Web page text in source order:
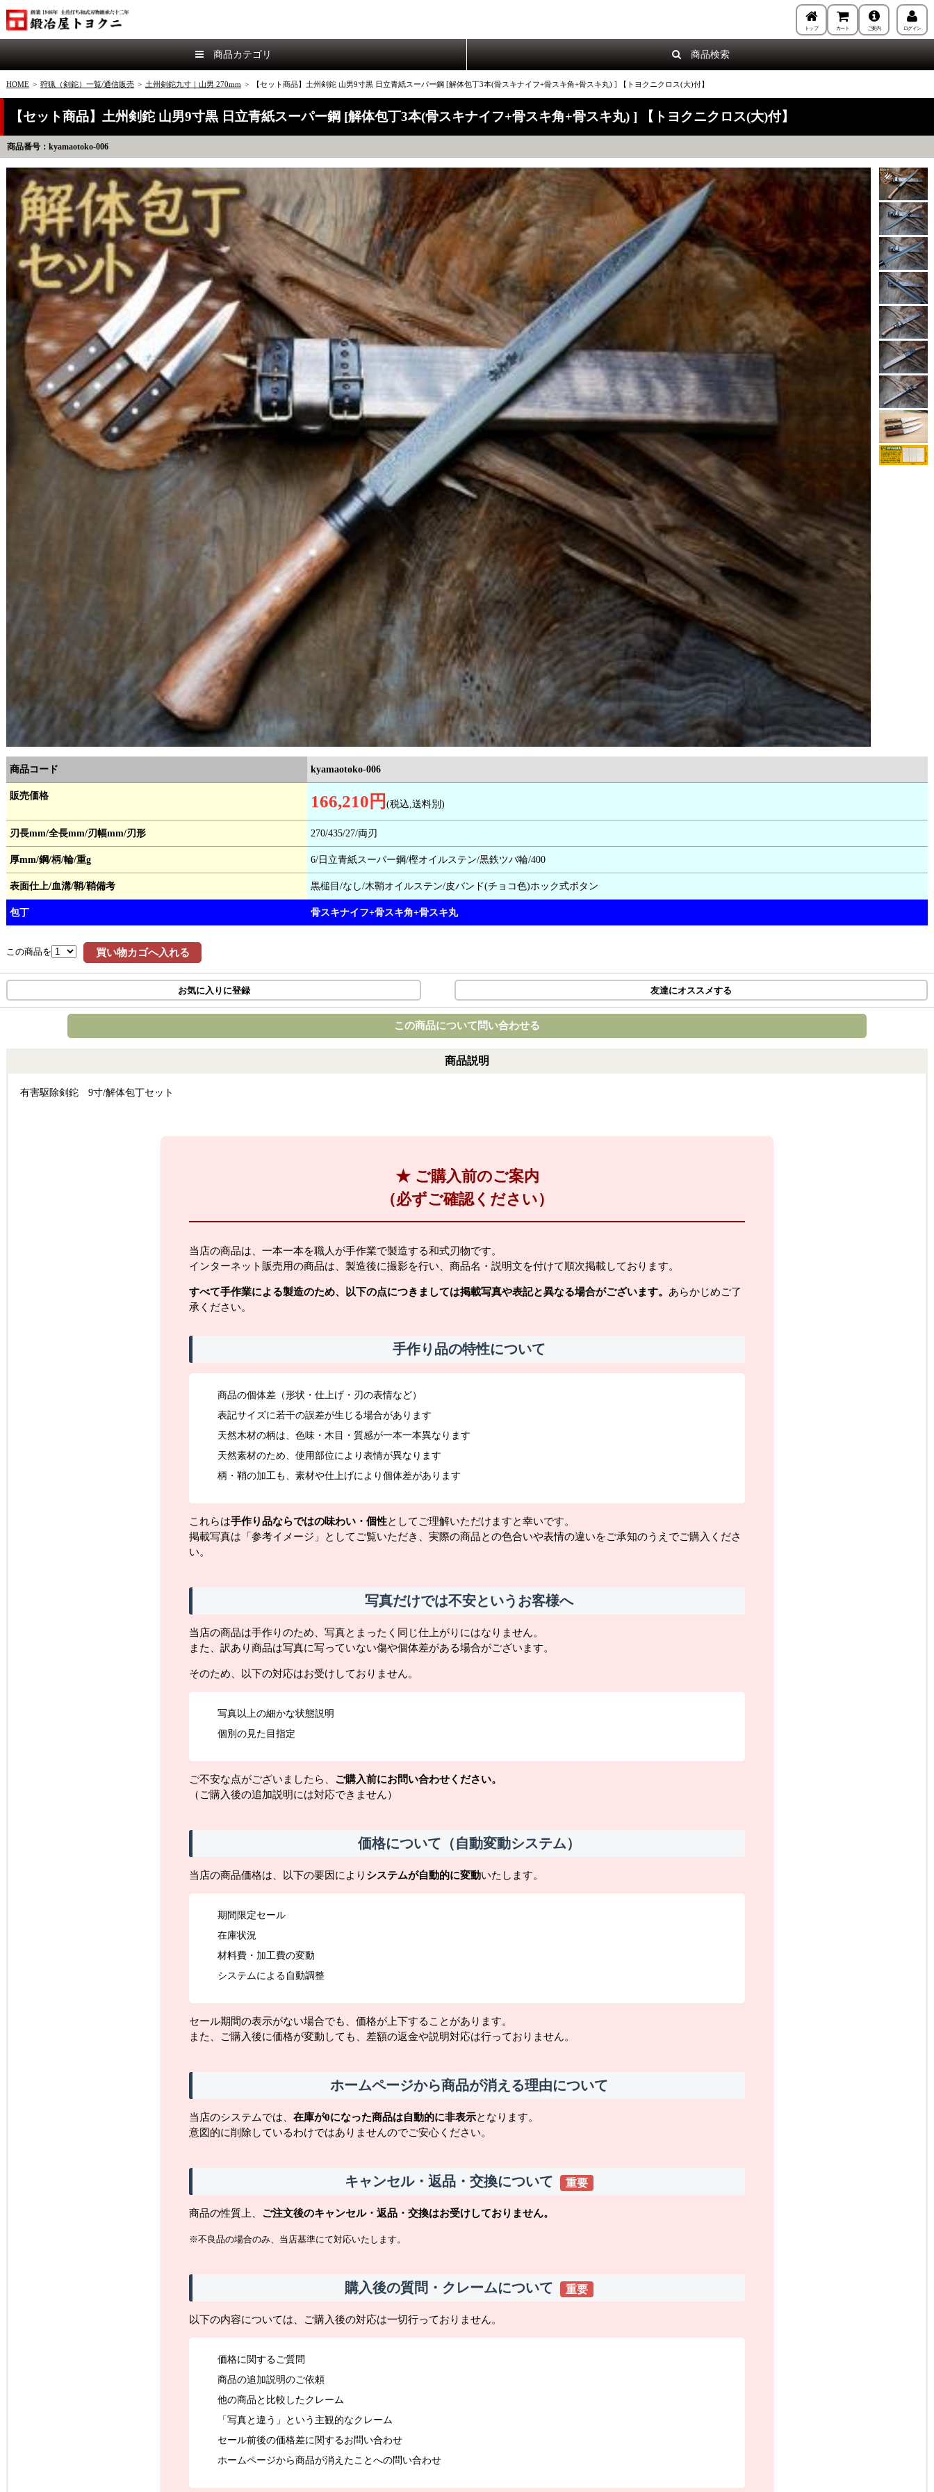
トップ カート ご案内 ログイン
商品カテゴリ 商品検索
HOME > 狩猟（剣鉈）一覧/通信販売 > 土州剣鉈九寸｜山男 270mm > 【セット商品】土州剣鉈 山男9寸黒 日立青紙スーパー鋼 [解体包丁3本(骨スキナイフ+骨スキ角+骨スキ丸) ] 【トヨクニクロス(大)付】
【セット商品】土州剣鉈 山男9寸黒 日立青紙スーパー鋼 [解体包丁3本(骨スキナイフ+骨スキ角+骨スキ丸) ] 【トヨクニクロス(大)付】
商品番号：kyamaotoko-006
商品コード kyamaotoko-006
販売価格 166,210円 (税込,送料別)
刃長mm/全長mm/刃幅mm/刃形 270/435/27/両刃
厚mm/鋼/柄/輪/重g 6/日立青紙スーパー鋼/樫オイルステン/黒鉄ツバ輪/400
表面仕上/血溝/鞘/鞘備考 黒槌目/なし/木鞘オイルステン/皮バンド(チョコ色)ホック式ボタン
包丁 骨スキナイフ+骨スキ角+骨スキ丸
この商品を 買い物カゴへ入れる
お気に入りに登録 友達にオススメする
この商品について問い合わせる
商品説明
有害駆除剣鉈 9寸/解体包丁セット
★ ご購入前のご案内
（必ずご確認ください）
当店の商品は、一本一本を職人が手作業で製造する和式刃物です。
インターネット販売用の商品は、製造後に撮影を行い、商品名・説明文を付けて順次掲載しております。
すべて手作業による製造のため、以下の点につきましては掲載写真や表記と異なる場合がございます。 あらかじめご了
承ください。
手作り品の特性について
商品の個体差（形状・仕上げ・刃の表情など）
表記サイズに若干の誤差が生じる場合があります
天然木材の柄は、色味・木目・質感が一本一本異なります
天然素材のため、使用部位により表情が異なります
柄・鞘の加工も、素材や仕上げにより個体差があります
これらは手作り品ならではの味わい・個性としてご理解いただけますと幸いです。
掲載写真は「参考イメージ」としてご覧いただき、実際の商品との色合いや表情の違いをご承知のうえでご購入くださ
い。
写真だけでは不安というお客様へ
当店の商品は手作りのため、写真とまったく同じ仕上がりにはなりません。
また、訳あり商品は写真に写っていない傷や個体差がある場合がございます。
そのため、以下の対応はお受けしておりません。
写真以上の細かな状態説明
個別の見た目指定
ご不安な点がございましたら、 ご購入前にお問い合わせください。
（ご購入後の追加説明には対応できません）
価格について（自動変動システム）
当店の商品価格は、以下の要因により システムが自動的に変動いたします。
期間限定セール
在庫状況
材料費・加工費の変動
システムによる自動調整
セール期間の表示がない場合でも、価格が上下することがあります。
また、ご購入後に価格が変動しても、差額の返金や説明対応は行っておりません。
ホームページから商品が消える理由について
当店のシステムでは、 在庫が0になった商品は自動的に非表示となります。
意図的に削除しているわけではありませんのでご安心ください。
キャンセル・返品・交換について 重要
商品の性質上、 ご注文後のキャンセル・返品・交換はお受けしておりません。
※不良品の場合のみ、当店基準にて対応いたします。
購入後の質問・クレームについて 重要
以下の内容については、ご購入後の対応は一切行っておりません。
価格に関するご質問
商品の追加説明のご依頼
他の商品と比較したクレーム
「写真と違う」という主観的なクレーム
セール前後の価格差に関するお問い合わせ
ホームページから商品が消えたことへの問い合わせ